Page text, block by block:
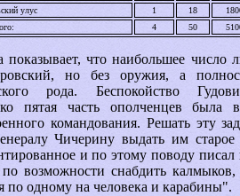
улус
1 18
4 50
показывает, что наибольшее число
но без оружия, а
рода. Беспокойство
пятая часть ополченцев была
командования. Решать эту
Чичерину выдать им
и по этому поводу
возможности снабдить калмыков,
по одному на человека и карабины".